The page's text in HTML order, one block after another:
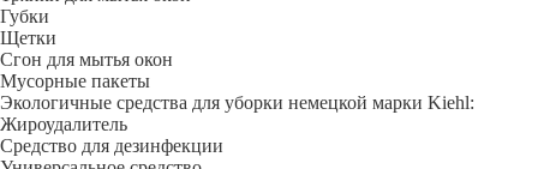
Губки
Щетки
Сгон для мытья окон
Мусорные пакеты
Экологичные средства для уборки немецкой марки Kiehl:
Жироудалитель
Средство для дезинфекции